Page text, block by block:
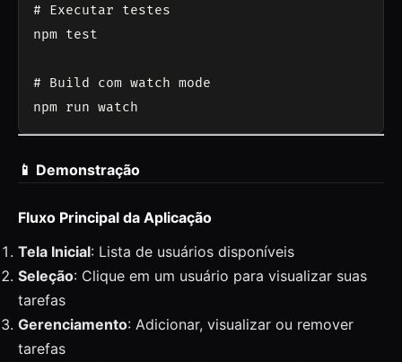
# Executar testes
npm test
# Build com watch mode
📱 Demonstração
Fluxo Principal da Aplicação
Tela Inicial: Lista de usuários disponíveis
Seleção: Clique em um usuário para visualizar suas
tarefas
Gerenciamento: Adicionar, visualizar ou remover
tarefas